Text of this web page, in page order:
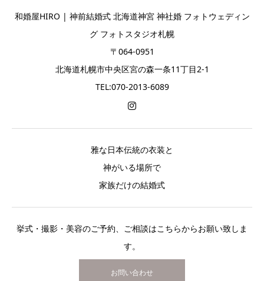
和婚屋HIRO | 神前結婚式 北海道神宮 神社婚 フォトウェディン
グ フォトスタジオ札幌
〒064-0951
北海道札幌市中央区宮の森一条11丁目2-1
TEL:070-2013-6089
雅な日本伝統の衣装と
神がいる場所で
家族だけの結婚式
挙式・撮影・美容のご予約、ご相談はこちらからお願い致しま
す。
お問い合わせ